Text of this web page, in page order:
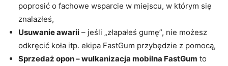
poprosić o fachowe wsparcie w miejscu, w którym się
znalazłeś,
Usuwanie awarii – jeśli „złapałeś gumę”, nie możesz
odkręcić koła itp. ekipa FastGum przybędzie z pomocą,
Sprzedaż opon – wulkanizacja mobilna FastGum to